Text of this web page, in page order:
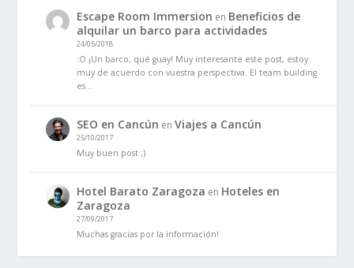
Escape Room Immersion en Beneficios de
alquilar un barco para actividades
24/05/2018
:O ¡Un barco, qué guay! Muy interesante este post, estoy
muy de acuerdo con vuestra perspectiva. El team building
es…
SEO en Cancún enViajes a Cancún
25/10/2017
Muy buen post ;)
Hotel Barato Zaragoza en Hoteles en
Zaragoza
27/09/2017
Muchas gracias por la información!